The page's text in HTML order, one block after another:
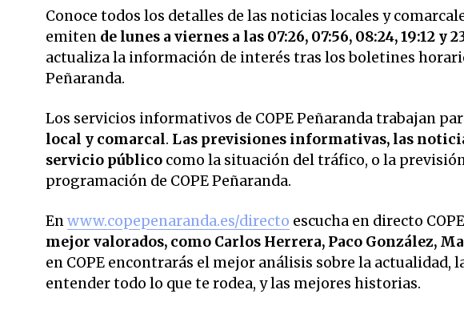
Conoce todos los detalles de las noticias locales y
emiten de lunes a viernes a las 07:26, 07:56, 08:24, 19:12 y
actualiza la información de interés tras los boletines
Peñaranda.
Los servicios informativos de COPE Peñaranda trabajan
local y comarcal. Las previsiones informativas, las
servicio público como la situación del tráfico, o la
programación de COPE Peñaranda.
Enwww.copepenaranda.es/directo escucha en directo
mejor valorados, como Carlos Herrera, Paco González,
en COPE encontrarás el mejor análisis sobre la actualidad,
entender todo lo que te rodea, y las mejores historias.